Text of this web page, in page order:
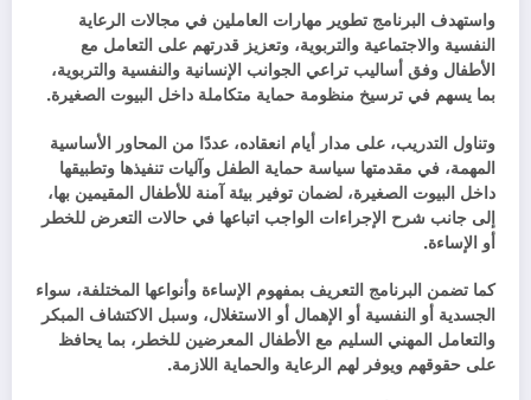
واستهدف البرنامج تطوير مهارات العاملين في مجالات الرعاية
النفسية والاجتماعية والتربوية، وتعزيز قدرتهم على التعامل مع
الأطفال وفق أساليب تراعي الجوانب الإنسانية والنفسية والتربوية،
بما يسهم في ترسيخ منظومة حماية متكاملة داخل البيوت الصغيرة.
وتناول التدريب، على مدار أيام انعقاده، عددًا من المحاور الأساسية
المهمة، في مقدمتها سياسة حماية الطفل وآليات تنفيذها وتطبيقها
داخل البيوت الصغيرة، لضمان توفير بيئة آمنة للأطفال المقيمين بها،
إلى جانب شرح الإجراءات الواجب اتباعها في حالات التعرض للخطر
أو الإساءة.
كما تضمن البرنامج التعريف بمفهوم الإساءة وأنواعها المختلفة، سواء
الجسدية أو النفسية أو الإهمال أو الاستغلال، وسبل الاكتشاف المبكر
والتعامل المهني السليم مع الأطفال المعرضين للخطر، بما يحافظ
على حقوقهم ويوفر لهم الرعاية والحماية اللازمة.